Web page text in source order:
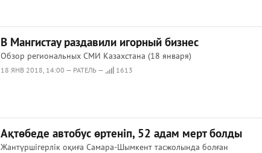
В Мангистау раздавили игорный бизнес
Обзор региональных СМИ Казахстана (18 января)
18 ЯНВ 2018, 14:00 — РАТЕЛЬ — 1613
Ақтөбеде автобус өртеніп, 52 адам мерт болды
Жантүршігерлік оқиға Самара-Шымкент тасжолында болған